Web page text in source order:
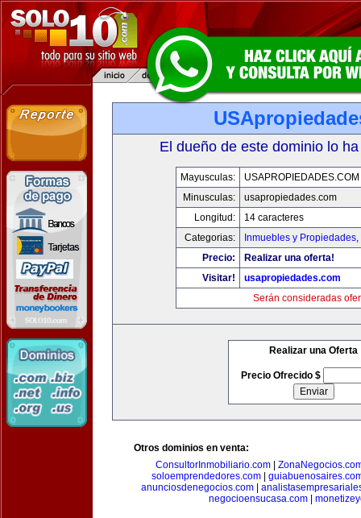
El dueño de este dominio lo
Mayusculas:
USAPROPIEDADES.COM
Minusculas:
usapropiedades.com
Longitud:
14 caracteres
Categorias:
Inmuebles y Propiedades,
Precio:
Realizar una oferta!
Visitar!
usapropiedades.com
Serán consideradas
Realizar una Oferta
Precio Ofrecido $
Otros dominios en venta:
ConsultorInmobiliario.com|
soloemprendedores.com|
anunciosdenegocios.com|
negocioensucasa.com|